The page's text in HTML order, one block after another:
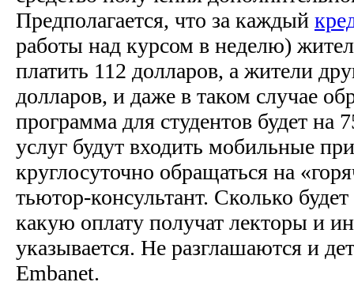
Предполагается, что за каждый
работы над курсом в неделю)
платить 112 долларов, а жители
долларов, и даже в таком случае
программа для студентов будет на
услуг будут входить мобильные
круглосуточно обращаться на
тьютор-консультант. Сколько
какую оплату получат лекторы и
указывается. Не разглашаются и
Embanet.